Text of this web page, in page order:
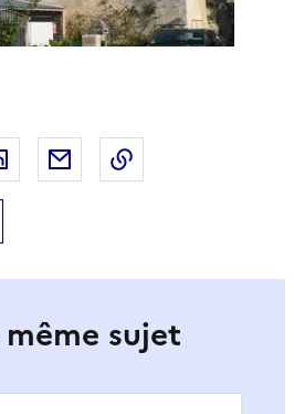
sur X
Partager sur LinkedIn
Partager par email
sujet